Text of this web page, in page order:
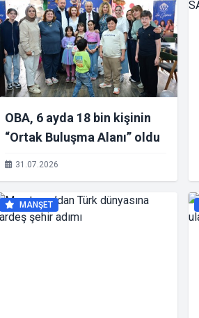
OBA, 6 ayda 18 bin kişinin
“Ortak Buluşma Alanı” oldu
31.07.2026
MANŞET